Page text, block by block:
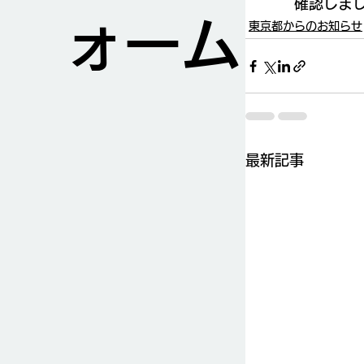
ォーム
確認しま
東京都からのお知らせ
最新記事